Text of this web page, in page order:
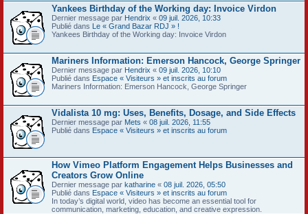
Yankees Birthday of the Working day: Invoice Virdon
Dernier message par Hendrix « 09 juil. 2026, 10:33
Publié dans Le « Grand Bazar RDJ » !
Yankees Birthday of the Working day: Invoice Virdon
Mariners Information: Emerson Hancock, George Springer
Dernier message par Hendrix « 09 juil. 2026, 10:10
Publié dans Espace « Visiteurs » et inscrits au forum
Mariners Information: Emerson Hancock, George Springer
Vidalista 10 mg: Uses, Benefits, Dosage, and Side Effects
Dernier message par Mets « 08 juil. 2026, 11:55
Publié dans Espace « Visiteurs » et inscrits au forum
How Vimeo Platform Engagement Helps Businesses and
Creators Grow Online
Dernier message par katharine « 08 juil. 2026, 05:50
Publié dans Espace « Visiteurs » et inscrits au forum
In today’s digital world, video has become an essential tool for
communication, marketing, education, and creative expression.